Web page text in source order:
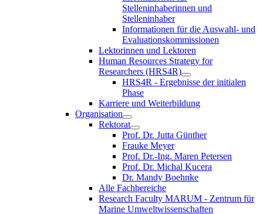
Stelleninhaberinnen und
Stelleninhaber
Informationen für die Auswahl- und
Evaluationskommissionen
Lektorinnen und Lektoren
Human Resources Strategy for
Researchers (HRS4R)
HRS4R - Ergebnisse der initialen
Phase
Karriere und Weiterbildung
Organisation
Rektorat
Prof. Dr. Jutta Günther
Frauke Meyer
Prof. Dr.-Ing. Maren Petersen
Prof. Dr. Michal Kucera
Dr. Mandy Boehnke
Alle Fachbereiche
Research Faculty MARUM - Zentrum für
Marine Umweltwissenschaften